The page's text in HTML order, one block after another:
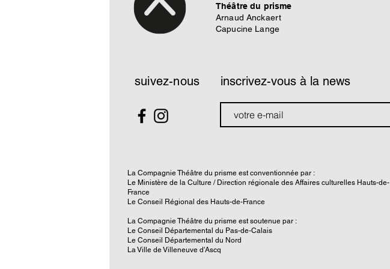
Théâtre du prisme
Arnaud Anckaert
Capucine Lange
suivez-nous inscrivez-vous à la news
La Compagnie Théâtre du prisme est conventionnée par :
Le Ministère de la Culture / Direction régionale des Affaires culturelles Hauts-de-
France
Le Conseil Régional des Hauts-de-France
La Compagnie Théâtre du prisme est soutenue par :
Le Conseil Départemental du Pas-de-Calais
Le Conseil Départemental du Nord
La Ville de Villeneuve d'Ascq